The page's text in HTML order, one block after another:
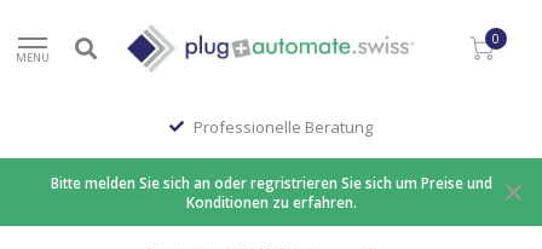
MENU
0
Professionelle Beratung
Bitte melden Sie sich an oder regristrieren Sie sich um Preise und
Konditionen zu erfahren.